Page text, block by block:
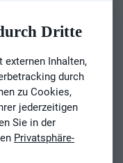
Dritte
externen Inhalten,
durch
zu Cookies,
jederzeitigen
Sie in der
Privatsphäre-